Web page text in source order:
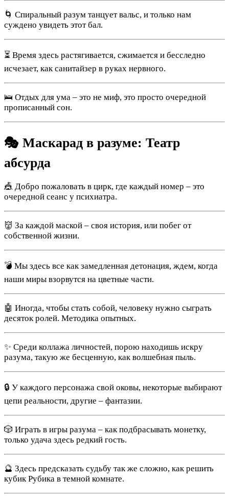
🌀 Спиральный разум танцует вальс, и только нам
суждено увидеть этот бал.
⏳ Время здесь растягивается, сжимается и бесследно
исчезает, как санитайзер в руках нервного.
🛌 Отдых для ума – это не миф, это просто очередной
прописанный сон.
🎭 Маскарад в разуме: Театр
абсурда
🎪 Добро пожаловать в цирк, где каждый номер – это
очередной сеанс у психиатра.
👹 За каждой маской – своя история, или побег от
собственной жизни.
💣 Мы здесь все как замедленная детонация, ждем, когда
наши миры взорвутся на цветные части.
🤖 Иногда, чтобы стать собой, человеку нужно сыграть
десяток ролей. Методика опытных.
✨ Среди коллажа личностей, порою находишь искру
разума, такую же бесценную, как волшебная пыль.
🔒 У каждого персонажа свой оковы, некоторые выбирают
цепи реальности, другие – фантазии.
🎲 Играть в игры разума – как подбрасывать монетку,
только удача здесь редкий гость.
🔮 Здесь предсказать судьбу так же сложно, как решить
кубик Рубика в темной комнате.